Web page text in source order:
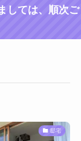
しては、順次ご
邸宅